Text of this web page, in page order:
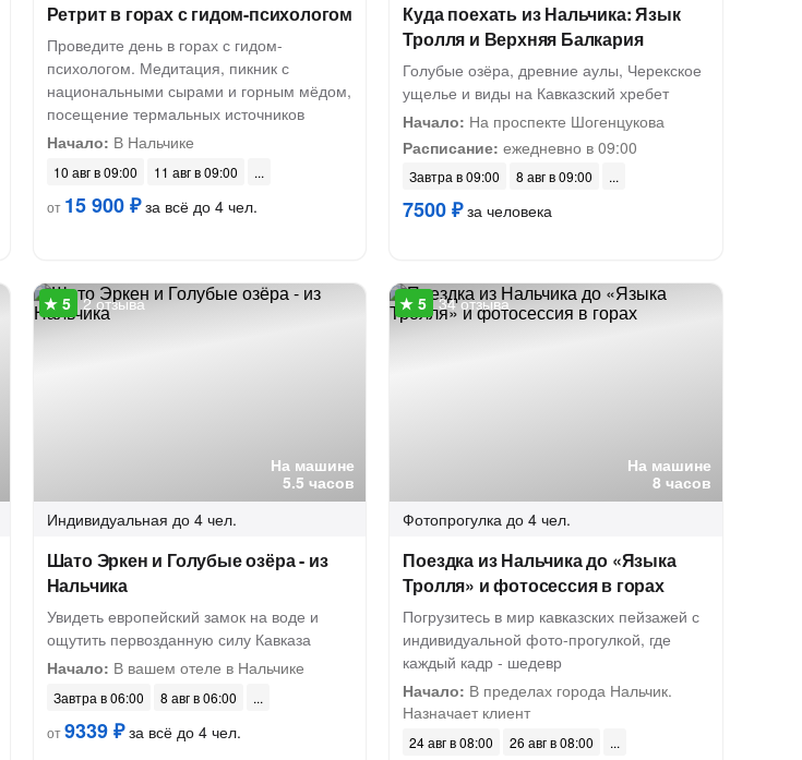
Ретрит в горах с гидом-психологом
Проведите день в горах с гидом-
психологом. Медитация, пикник с
национальными сырами и горным мёдом,
посещение термальных источников
Начало: В Нальчике
10 авг в 09:00
11 авг в 09:00
от 15 900 ₽за всё до 4 чел.
Куда поехать из Нальчика: Язык
Тролля и Верхняя Балкария
Голубые озёра, древние аулы, Черекское
ущелье и виды на Кавказский хребет
Начало: На проспекте Шогенцукова
Расписание: ежедневно в 09:00
Завтра в 09:00 8 авг в 09:00
7500 ₽за человека
На машине
5.5 часов
2 отзыва
Индивидуальная до 4 чел.
Шато Эркен и Голубые озёра - из
Нальчика
Увидеть европейский замок на воде и
ощутить первозданную силу Кавказа
Начало: В вашем отеле в Нальчике
Завтра в 06:00
8 авг в 06:00
от9339 ₽за всё до 4 чел.
На машине
8 часов
34 отзыва
Фотопрогулка до 4 чел.
Поездка из Нальчика до «Языка
Тролля» и фотосессия в горах
Погрузитесь в мир кавказских пейзажей с
индивидуальной фото-прогулкой, где
каждый кадр - шедевр
Начало: В пределах города Нальчик.
Назначает клиент
24 авг в 08:00
26 авг в 08:00